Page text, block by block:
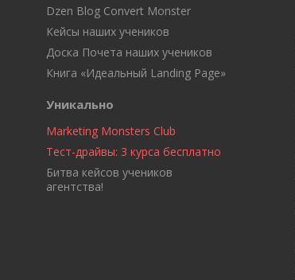
Dzen Blog Convert Monster
Кейсы наших учеников
Доска Почета наших учеников
Книга «Идеальный Landing Page»
Уникально
Marketing Monsters Club
Тест-драйвы: 3 курса бесплатно
Битва кейсов учеников
агентства!